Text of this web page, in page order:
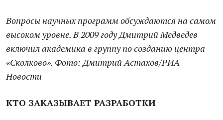
Вопросы научных программ обсуждаются на самом
высоком уровне. В 2009 году Дмитрий Медведев
включил академика в группу по созданию центра
«Сколково». Фото: Дмитрий Астахов/РИА
Новости
КТО ЗАКАЗЫВАЕТ РАЗРАБОТКИ